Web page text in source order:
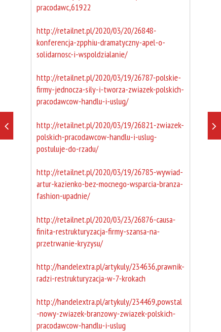
pracodawc,61922
http://retailnet.pl/2020/03/20/26848-
konferencja-zpphiu-dramatyczny-apel-o-
solidarnosc-i-wspoldzialanie/
http://retailnet.pl/2020/03/19/26787-polskie-
firmy-jednocza-sily-i-tworza-zwiazek-polskich-
pracodawcow-handlu-i-uslug/
http://retailnet.pl/2020/03/19/26821-zwiazek-
polskich-pracodawcow-handlu-i-uslug-
postuluje-do-rzadu/
http://retailnet.pl/2020/03/19/26785-wywiad-
artur-kazienko-bez-mocnego-wsparcia-branza-
fashion-upadnie/
http://retailnet.pl/2020/03/23/26876-causa-
finita-restrukturyzacja-firmy-szansa-na-
przetrwanie-kryzysu/
http://handelextra.pl/artykuly/234636,prawnik-
radzi-restrukturyzacja-w-7-krokach
http://handelextra.pl/artykuly/234469,powstal
-nowy-zwiazek-branzowy-zwiazek-polskich-
pracodawcow-handlu-i-uslug